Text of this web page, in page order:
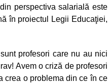
perspectiva salarială este
în proiectul Legii Educaţiei,
profesori care nu au nici
Avem o criză de profesori
crea o problema din ce în ce